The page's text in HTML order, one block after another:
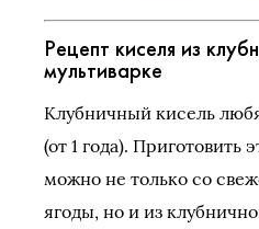
Рецепт киселя из
мультиварке
Клубничный кисель
(от 1 года). Приготовить
можно не только со
ягоды, но и из